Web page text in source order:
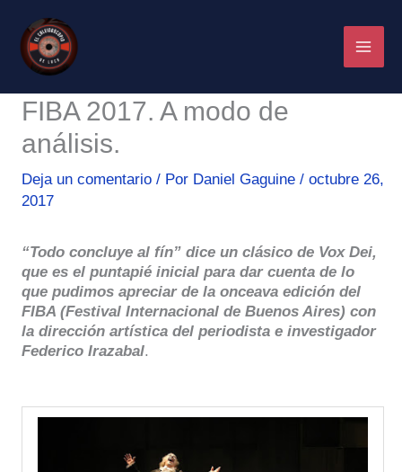
contenido
FIBA 2017. A modo de
análisis.
Deja un comentario / Por Daniel Gaguine / octubre 26,
2017
“Todo concluye al fín” dice un clásico de Vox Dei,
que es el puntapié inicial para dar cuenta de lo
que pudimos apreciar de la onceava edición del
FIBA (Festival Internacional de Buenos Aires) con
la dirección artística del periodista e investigador
Federico Irazabal.